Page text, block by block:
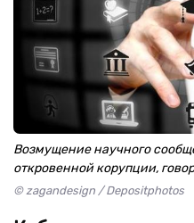
Возмущение научного
откровенной корупции,
© zagandesign / Depositphotos